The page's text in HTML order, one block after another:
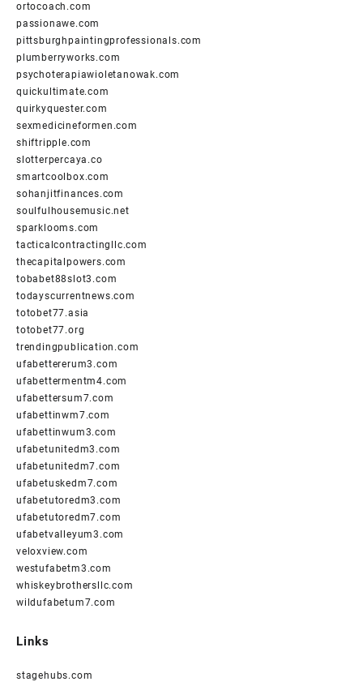
ortocoach.com
passionawe.com
pittsburghpaintingprofessionals.com
plumberryworks.com
psychoterapiawioletanowak.com
quickultimate.com
quirkyquester.com
sexmedicineformen.com
shiftripple.com
slotterpercaya.co
smartcoolbox.com
sohanjitfinances.com
soulfulhousemusic.net
sparklooms.com
tacticalcontractingllc.com
thecapitalpowers.com
tobabet88slot3.com
todayscurrentnews.com
totobet77.asia
totobet77.org
trendingpublication.com
ufabettererum3.com
ufabettermentm4.com
ufabettersum7.com
ufabettinwm7.com
ufabettinwum3.com
ufabetunitedm3.com
ufabetunitedm7.com
ufabetuskedm7.com
ufabetutoredm3.com
ufabetutoredm7.com
ufabetvalleyum3.com
veloxview.com
westufabetm3.com
whiskeybrothersllc.com
wildufabetum7.com
Links
stagehubs.com